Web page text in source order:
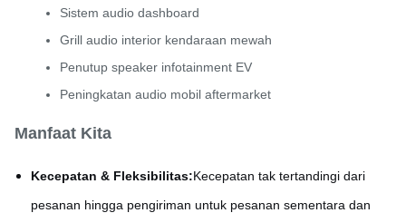
Sistem audio dashboard
Grill audio interior kendaraan mewah
Penutup speaker infotainment EV
Peningkatan audio mobil aftermarket
Manfaat Kita
Kecepatan & Fleksibilitas:Kecepatan tak tertandingi dari
pesanan hingga pengiriman untuk pesanan sementara dan